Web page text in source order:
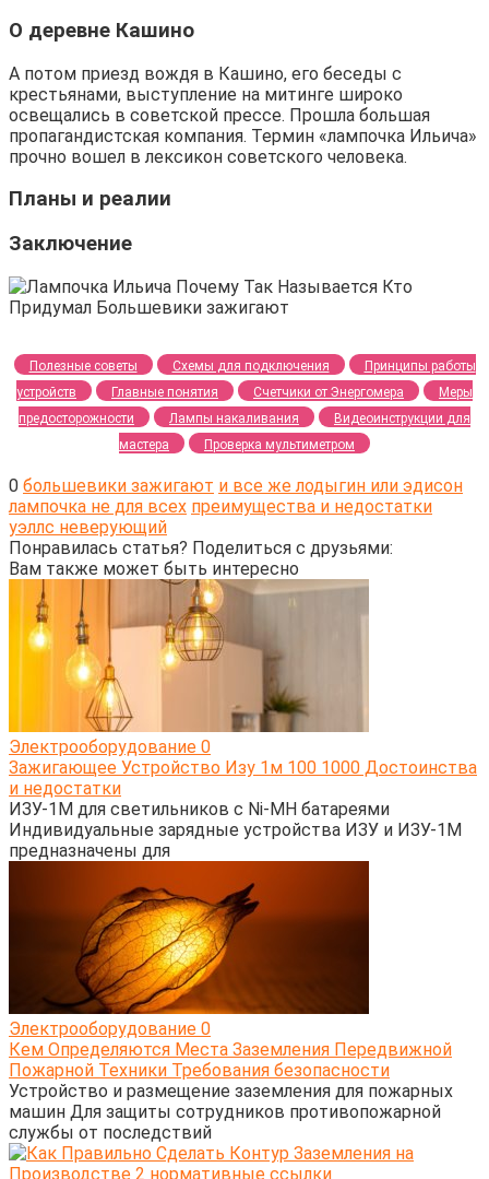
О деревне Кашино
А потом приезд вождя в Кашино, его беседы с
крестьянами, выступление на митинге широко
освещались в советской прессе. Прошла большая
пропагандистская компания. Термин «лампочка Ильича»
прочно вошел в лексикон советского человека.
Планы и реалии
Заключение
Полезные советы Схемы для подключения
Принципы работы
устройств
Главные понятия Счетчики от Энергомера
Меры
предосторожности
Лампы накаливания
Видеоинструкции для
мастера
Проверка мультиметром
0 большевики зажигают и все же лодыгин или эдисон
лампочка не для всех преимущества и недостатки
уэллс неверующий
Понравилась статья? Поделиться с друзьями:
Вам также может быть интересно
Электрооборудование 0
Зажигающее Устройство Изу 1м 100 1000 Достоинства
и недостатки
ИЗУ-1М для светильников с Ni-MH батареями
Индивидуальные зарядные устройства ИЗУ и ИЗУ-1М
предназначены для
Электрооборудование 0
Кем Определяются Места Заземления Передвижной
Пожарной Техники Требования безопасности
Устройство и размещение заземления для пожарных
машин Для защиты сотрудников противопожарной
службы от последствий